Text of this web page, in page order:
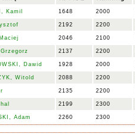
Kamil 1648 2000
2192 2200
2046 2100
2137 2200
Dawid 1928 2000
Witold 2088 2200
2135 2200
2199 2300
Adam 2260 2300